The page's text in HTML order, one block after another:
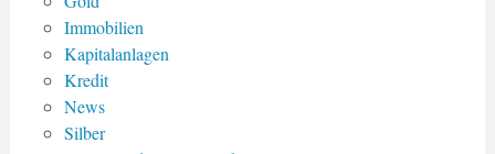
Immobilien
Kapitalanlagen
Kredit
News
Silber